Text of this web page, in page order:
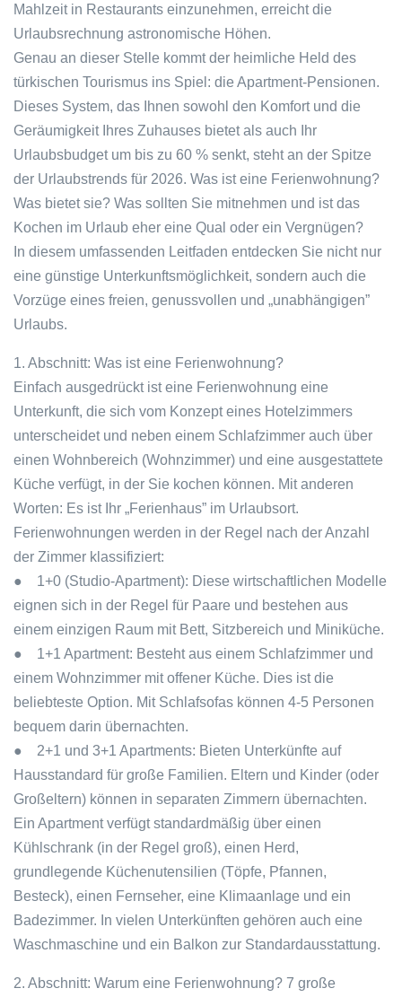
Mahlzeit in Restaurants einzunehmen, erreicht die
Urlaubsrechnung astronomische Höhen.
Genau an dieser Stelle kommt der heimliche Held des
türkischen Tourismus ins Spiel: die Apartment-Pensionen.
Dieses System, das Ihnen sowohl den Komfort und die
Geräumigkeit Ihres Zuhauses bietet als auch Ihr
Urlaubsbudget um bis zu 60 % senkt, steht an der Spitze
der Urlaubstrends für 2026. Was ist eine Ferienwohnung?
Was bietet sie? Was sollten Sie mitnehmen und ist das
Kochen im Urlaub eher eine Qual oder ein Vergnügen?
In diesem umfassenden Leitfaden entdecken Sie nicht nur
eine günstige Unterkunftsmöglichkeit, sondern auch die
Vorzüge eines freien, genussvollen und „unabhängigen”
Urlaubs.
1. Abschnitt: Was ist eine Ferienwohnung?
Einfach ausgedrückt ist eine Ferienwohnung eine
Unterkunft, die sich vom Konzept eines Hotelzimmers
unterscheidet und neben einem Schlafzimmer auch über
einen Wohnbereich (Wohnzimmer) und eine ausgestattete
Küche verfügt, in der Sie kochen können. Mit anderen
Worten: Es ist Ihr „Ferienhaus” im Urlaubsort.
Ferienwohnungen werden in der Regel nach der Anzahl
der Zimmer klassifiziert:
● 1+0 (Studio-Apartment): Diese wirtschaftlichen Modelle
eignen sich in der Regel für Paare und bestehen aus
einem einzigen Raum mit Bett, Sitzbereich und Miniküche.
● 1+1 Apartment: Besteht aus einem Schlafzimmer und
einem Wohnzimmer mit offener Küche. Dies ist die
beliebteste Option. Mit Schlafsofas können 4-5 Personen
bequem darin übernachten.
● 2+1 und 3+1 Apartments: Bieten Unterkünfte auf
Hausstandard für große Familien. Eltern und Kinder (oder
Großeltern) können in separaten Zimmern übernachten.
Ein Apartment verfügt standardmäßig über einen
Kühlschrank (in der Regel groß), einen Herd,
grundlegende Küchenutensilien (Töpfe, Pfannen,
Besteck), einen Fernseher, eine Klimaanlage und ein
Badezimmer. In vielen Unterkünften gehören auch eine
Waschmaschine und ein Balkon zur Standardausstattung.
2. Abschnitt: Warum eine Ferienwohnung? 7 große